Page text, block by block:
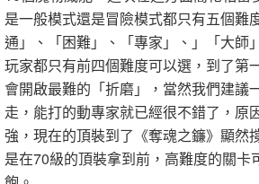
是一般模式還是冒險模式都只有五個難
通」、「困難」、「專家」、」「大師
玩家都只有前四個難度可以選，到了第
會開啟最難的「折磨」，當然我們建議
走，能打的動專家就已經很不錯了，原
強，現在的頂裝到了《奪魂之鐮》顯然
是在70級的頂裝拿到前，高難度的關卡